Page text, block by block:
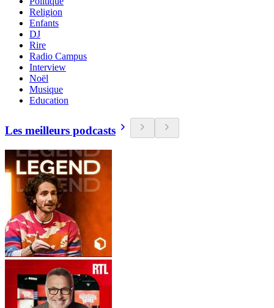
Religion
Enfants
DJ
Rire
Radio Campus
Interview
Noël
Musique
Education
Les meilleurs podcasts